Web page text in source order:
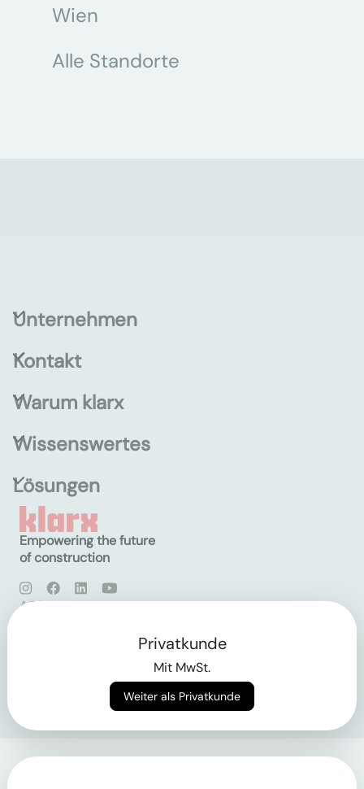
Wien
Alle Standorte
Unternehmen
Kontakt
Warum klarx
Wissenswertes
Lösungen
Empowering the future
of construction
AGB
Privatkunde
Mit MwSt.
Weiter als Privatkunde